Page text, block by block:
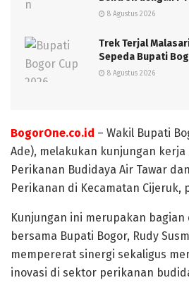
8 Agustus 2026
Trek Terjal
Sepeda Bupati
8 Agustus 2026
BogorOne.co.id – Wakil Bupati
Ade), melakukan kunjungan kerja
Perikanan Budidaya Air Tawar
Perikanan di Kecamatan Cijeruk,
Kunjungan ini merupakan
bersama Bupati Bogor, Rudy
mempererat sinergi sekaligus
inovasi di sektor perikanan